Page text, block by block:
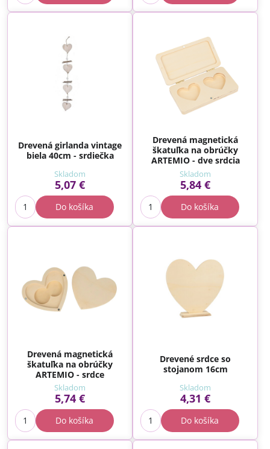
Drevená girlanda vintage
biela 40cm - srdiečka
Skladom
5,07 €
Do košíka
Drevená magnetická
škatuľka na obrúčky
ARTEMIO - dve srdcia
Skladom
5,84 €
Do košíka
Drevená magnetická
škatuľka na obrúčky
ARTEMIO - srdce
Skladom
5,74 €
Do košíka
Drevené srdce so
stojanom 16cm
Skladom
4,31 €
Do košíka